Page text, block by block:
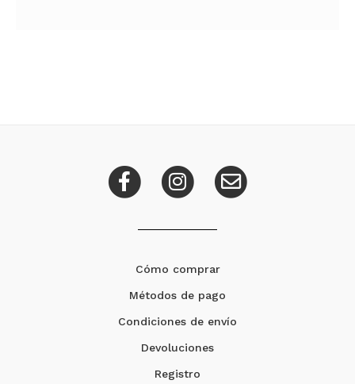
Cómo comprar
Métodos de pago
Condiciones de envío
Devoluciones
Registro